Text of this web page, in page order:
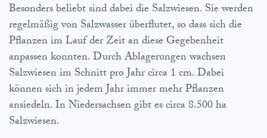
Besonders beliebt sind dabei die Salzwiesen. Sie werden
regelmäßig von Salzwasser überflutet, so dass sich die
Pflanzen im Lauf der Zeit an diese Gegebenheit
anpassen konnten. Durch Ablagerungen wachsen
Salzwiesen im Schnitt pro Jahr circa 1 cm. Dabei
können sich in jedem Jahr immer mehr Pflanzen
ansiedeln. In Niedersachsen gibt es circa 8.500 ha
Salzwiesen.